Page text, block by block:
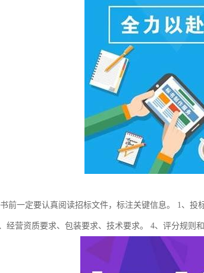
前一定要认真阅读招标文件，标注关键信息。 1、
经营资质要求、包装要求、技术要求。 4、评分规则